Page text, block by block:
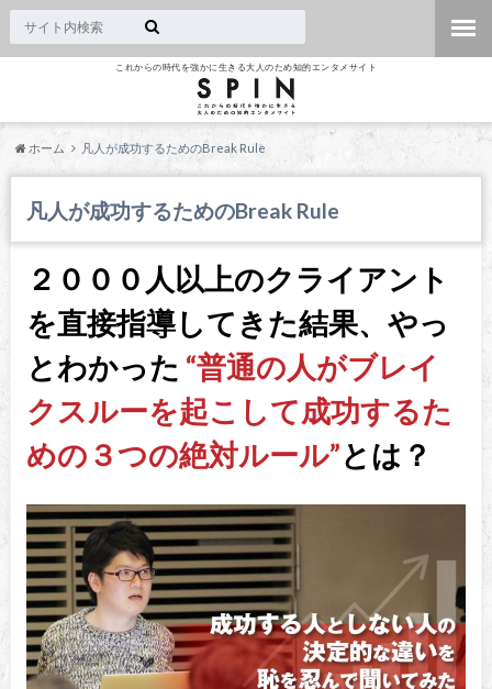
これからの時代を強かに生きる大人のため知的エンタメサイト
ホーム 凡人が成功するためのBreak Rule
凡人が成功するためのBreak Rule
２０００人以上のクライアント
を直接指導してきた結果、やっ
とわかった “普通の人がブレイ
クスルーを起こして成功するた
めの３つの絶対ルール”とは？